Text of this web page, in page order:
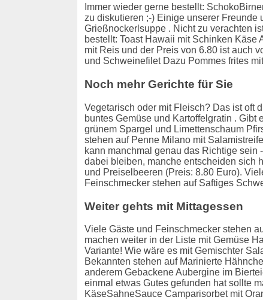
Immer wieder gerne bestellt:
zu diskutieren ;-) Einige unserer Freunde
Grießnockerlsuppe . Nicht zu verachten
bestellt: Toast Hawaii mit Schinken
mit Reis und der Preis von 6.80 ist auch
und Schweinefilet Dazu Pommes frites
Noch mehr Gerichte für Sie
Vegetarisch oder mit Fleisch? Das ist oft
buntes Gemüse und Kartoffelgratin .
grünem Spargel und Limettenschaum
stehen auf Penne Milano mit
kann manchmal genau das Richtige sein
dabei bleiben, manche entscheiden sich
und Preiselbeeren (Preis: 8.80 Euro).
Feinschmecker stehen auf Saftiges
Weiter gehts mit Mittagessen
Viele Gäste und Feinschmecker stehen
machen weiter in der Liste mit Gemüse
Variante! Wie wäre es mit Gemischter
Bekannten stehen auf Marinierte
anderem Gebackene Aubergine im
einmal etwas Gutes gefunden hat sollte
KäseSahneSauce Camparisorbet mit